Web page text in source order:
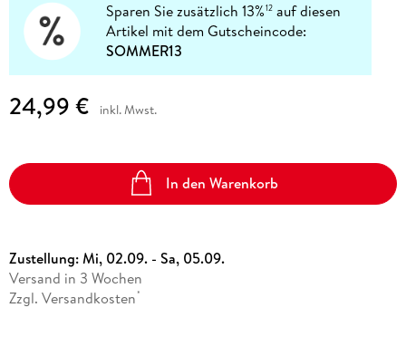
Sparen Sie zusätzlich 13%12 auf diesen
Artikel mit dem Gutscheincode:
SOMMER13
24,99 € inkl. Mwst.
In den Warenkorb
Zustellung:Mi, 02.09. - Sa, 05.09.
Versand in 3 Wochen
Zzgl. Versandkosten *